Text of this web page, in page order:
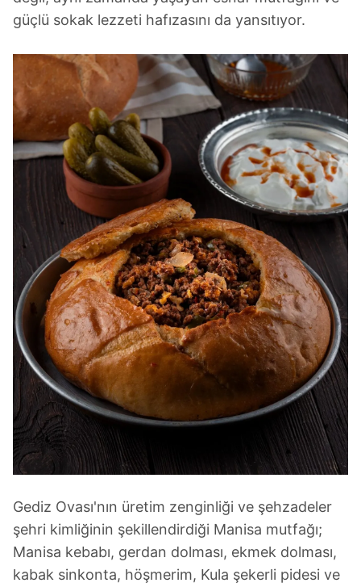
güçlü sokak lezzeti hafızasını da yansıtıyor.
Gediz Ovası'nın üretim zenginliği ve şehzadeler
şehri kimliğinin şekillendirdiği Manisa mutfağı;
Manisa kebabı, gerdan dolması, ekmek dolması,
kabak sinkonta, höşmerim, Kula şekerli pidesi ve